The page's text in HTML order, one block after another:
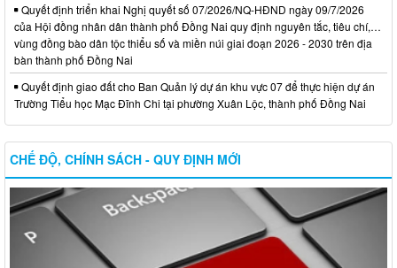
Quyết định triển khai Nghị quyết số 07/2026/NQ-HĐND ngày 09/7/2026
của Hội đồng nhân dân thành phố Đồng Nai quy định nguyên tắc, tiêu chí,…
vùng đồng bào dân tộc thiểu số và miền núi giai đoạn 2026 - 2030 trên địa
bàn thành phố Đồng Nai
Quyết định giao đất cho Ban Quản lý dự án khu vực 07 để thực hiện dự án
Trường Tiểu học Mạc Đĩnh Chi tại phường Xuân Lộc, thành phố Đồng Nai
CHẾ ĐỘ, CHÍNH SÁCH - QUY ĐỊNH MỚI